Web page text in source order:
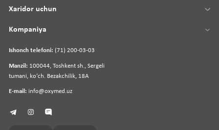
Ishonch telefoni: (71) 200-03-03
Manzil: 100044, Toshkent sh., Sergeli
tumani, koʻch. Bezakchilik, 18A
E-mail: info@oxymed.uz
Xaridor uchun
Kompaniya